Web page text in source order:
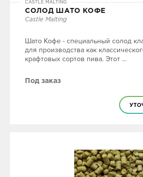
CASTLE MALTING
СОЛОД ШАТО КОФЕ
Castle Malting
Шато Кофе - специальный солод
для производства как
крафтовых сортов пива. Этот ...
Под заказ